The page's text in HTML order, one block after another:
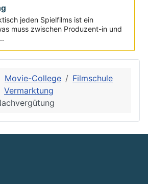
jeden Spielfilms ist ein
muss zwischen Produzent-in und
Movie-College
Filmschule
Vermarktung